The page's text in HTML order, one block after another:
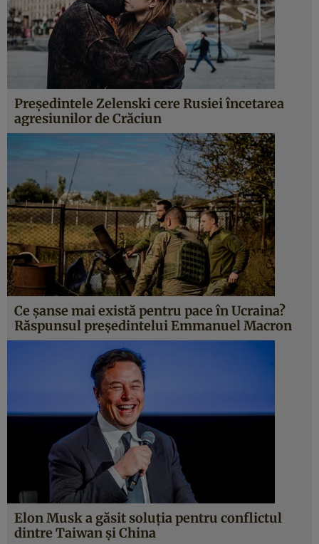
Președintele Zelenski cere Rusiei încetarea
agresiunilor de Crăciun
Ce șanse mai există pentru pace în Ucraina?
Răspunsul președintelui Emmanuel Macron
Elon Musk a găsit soluţia pentru conflictul
dintre Taiwan şi China